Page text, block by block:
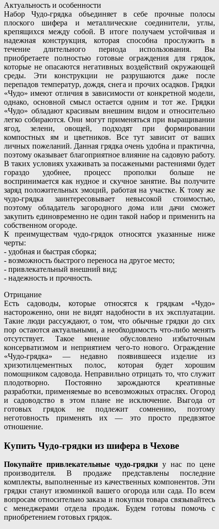
Актуальность и особенности
Набор Чудо-грядка объединяет в себе прочные полосы
плоского шифера и металлические соединители, углы,
крепящихся между собой. В итоге получаем устойчивая и
надежная конструкция, которая способна прослужить в
течение длительного периода использования. Вы
приобретаете полностью готовые ограждения для грядок,
которые не опасаются негативных воздействий окружающей
среды. Эти конструкции не разрушаются даже после
перепадов температур, дождя, снега и прочих осадков. Грядки
«Чудо» имеют отличия в зависимости от конкретной модели,
однако, основной смысл остается одним и тот же. Грядки
«Чудо» обладают красивым внешним видом и относительно
легко собираются. Они могут применяться при выращивании
ягод, зелени, овощей, подходят при формировании
компостных ям и цветников. Все тут зависит от ваших
личных пожеланий. Данная грядка очень удобна и практична,
поэтому оказывает благоприятное влияние на садовую работу.
В таких условиях ухаживать за посажеными растениями будет
гораздо удобнее, процесс прополки больше не
воспринимается как нудное и скучное занятие. Вы получите
заряд положительных эмоций, работая на участке. К тому же
чудо-грядка заинтересовывает невысокой стоимостью,
поэтому обладатель загородного дома или дачи сможет
закупить единовременно не один такой набор и применить на
собственном огороде.
К преимуществам чудо-грядок относятся указанные ниже
черты:
- удобная и быстрая сборка;
- возможность быстрого переноса на другое место;
- привлекательный внешний вид;
- надежность и прочность.
Отрицание
Есть садоводы, которые относятся к грядкам «Чудо»
настороженно, они не видят надобности в их эксплуатации.
Такие люди рассуждают, о том, что обычные грядки до сих
пор остаются актуальными, а необходимость что-либо менять
отсутствует. Такое мнение обусловлено избыточным
консерватизмом и неприятием чего-то нового. Ограждение
«Чудо-грядка» — недавно появившееся изделие из
хризотилцементных полос, которая будет хорошим
помощником садовода. Неправильно отрицать то, что служит
плодотворно. Постоянно зарождаются креативные
разработки, применяемые во всевозможных отраслях. Огород
и садоводство в этом плане не исключение. Выгода от
готовых грядок не подлежит сомнению, поэтому
неготовность применять их — это просто предвзятое
отношение.
Купить Чудо-грядки из шифера в Чехове
Покупайте привлекательные чудо-грядкиу нас по цене
производителя. В продаже представлены последние
комплекты, выполненные из качественных компонентов. Эти
грядки станут изюминкой вашего огорода или сада. По всем
вопросам относительно заказа и покупки товара связывайтесь
с менеджерами отдела продаж. Будем готовы помочь с
приобретением готовых грядок.